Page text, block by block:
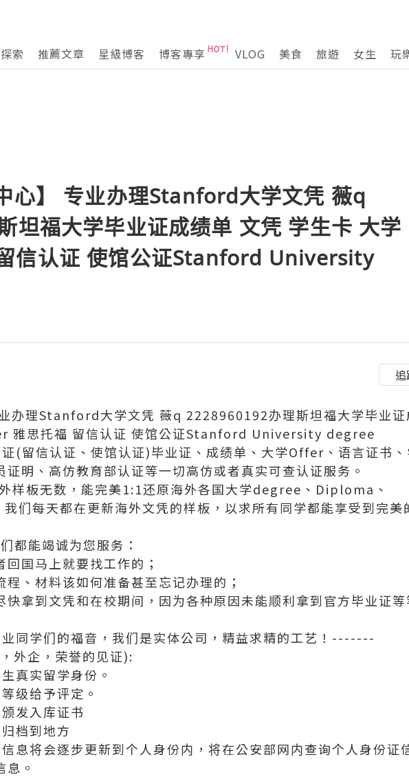
探索 推薦文章 星級博客 博客專享 VLOG 美食 旅遊 女生 玩
心】 专业办理Stanford大学文凭 薇q
坦福大学毕业证成绩单 文凭 学生卡 大学
信认证 使馆公证Stanford University
业办理Stanford大学文凭 薇q 2228960192办理斯坦福大学毕业证
雅思托福 留信认证 使馆公证Stanford University degree
(留信认证、使馆认证)毕业证、成绩单、大学Offer、语言证书、
明、高仿教育部认证等一切高仿或者真实可查认证服务。
样板无数，能完美1:1还原海外各国大学degree、Diploma、
们每天都在更新海外文凭的样板，以求所有同学都能享受到完美
都能竭诚为您服务：
国马上就要找工作的；
、材料该如何准备甚至忘记办理的；
快拿到文凭和在校期间，因为各种原因未能顺利拿到官方毕业证等
同学们的福音，我们是实体公司，精益求精的工艺！-------
外企，荣誉的见证):
真实留学身份。
级给予评定。
发入库证书
档到地方
息将会逐步更新到个人身份内，将在公安部网内查询个人身份证
。